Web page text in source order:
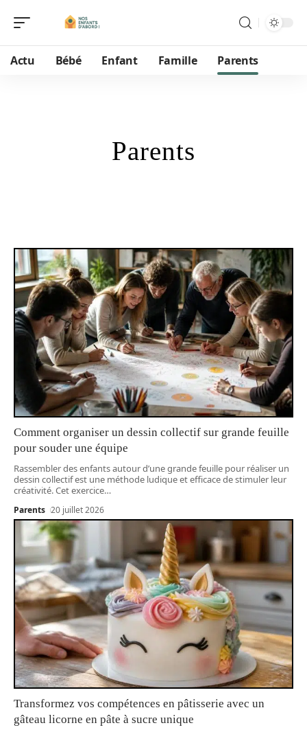
Actu Bébé Enfant Famille Parents
Parents
Comment organiser un dessin collectif sur grande feuille
pour souder une équipe
Rassembler des enfants autour d’une grande feuille pour réaliser un
dessin collectif est une méthode ludique et efficace de stimuler leur
créativité. Cet exercice…
Parents 20 juillet 2026
Transformez vos compétences en pâtisserie avec un
gâteau licorne en pâte à sucre unique